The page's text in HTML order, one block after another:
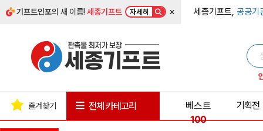
기프트인포의 새 이름!세종기프트 자세히 × 세종기프트, 공공기
즐겨찾기 전체 카테고리
베스트
100
기획전